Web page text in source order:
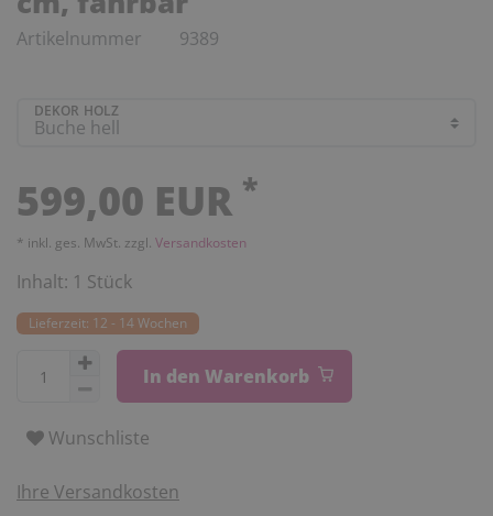
Artikelnummer 9389
DEKOR HOLZ
599,00 EUR *
* inkl. ges. MwSt. zzgl. Versandkosten
Inhalt: 1 Stück
Lieferzeit: 12 - 14 Wochen
In den Warenkorb
Wunschliste
Ihre Versandkosten